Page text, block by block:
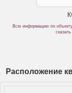
Всю информацию по
Расположение